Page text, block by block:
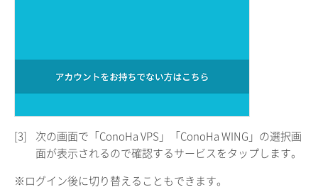
[3]
次の画面で「ConoHa VPS」「ConoHa WING」の選択画
面が表示されるので確認するサービスをタップします。
※ログイン後に切り替えることもできます。